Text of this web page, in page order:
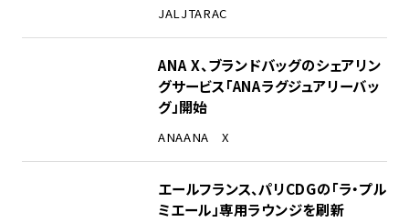
JALJTARAC
ANA X、ブランドバッグのシェアリン
グサービス「ANAラグジュアリーバッ
グ」開始
ANAANA X
エールフランス、パリCDGの「ラ・プル
ミエール」専用ラウンジを刷新